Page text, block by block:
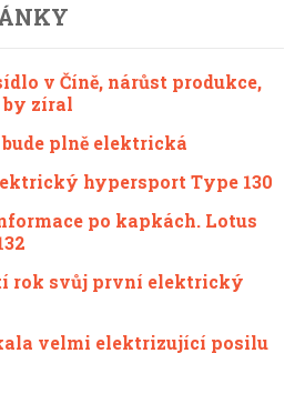
v Číně, nárůst produkce,
by zíral
plně elektrická
hypersport Type 130
po kapkách. Lotus
rok svůj první elektrický
velmi elektrizující posilu